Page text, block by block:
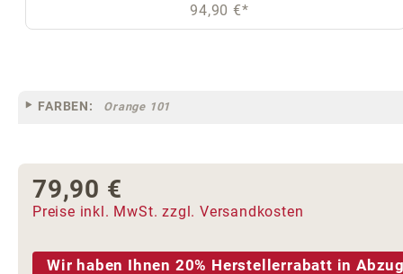
94,90 €*
FARBEN: Orange 101
Regulärer Preis:
79,90 €
Preise inkl. MwSt. zzgl. Versandkosten
Wir haben Ihnen 20% Herstellerrabatt in